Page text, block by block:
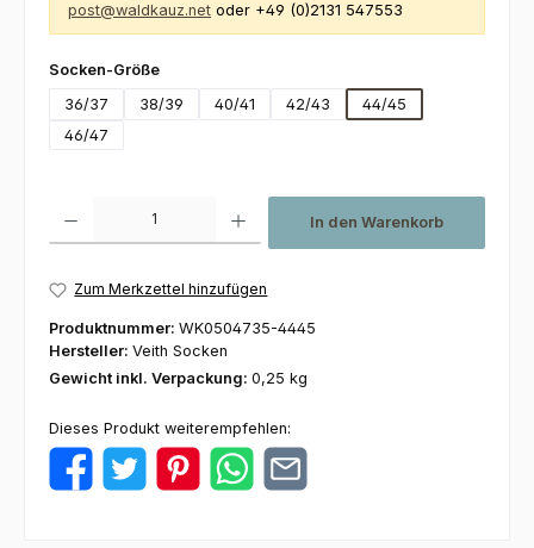
post@waldkauz.net oder +49 (0)2131 547553
Socken-Größeauswählen
36/37
38/39 40/41 42/43
44/45
46/47
In den Warenkorb
Zum Merkzettel hinzufügen
Produktnummer: WK0504735-4445
Hersteller: Veith Socken
Gewicht inkl. Verpackung: 0,25 kg
Dieses Produkt weiterempfehlen: